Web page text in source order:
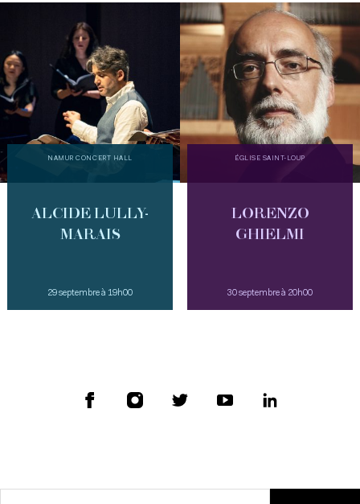
NAMUR CONCERT HALL
ALCIDE LULLY-
MARAIS
29 septembre à 19h00
ÉGLISE SAINT-LOUP
LORENZO
GHIELMI
30 septembre à 20h00